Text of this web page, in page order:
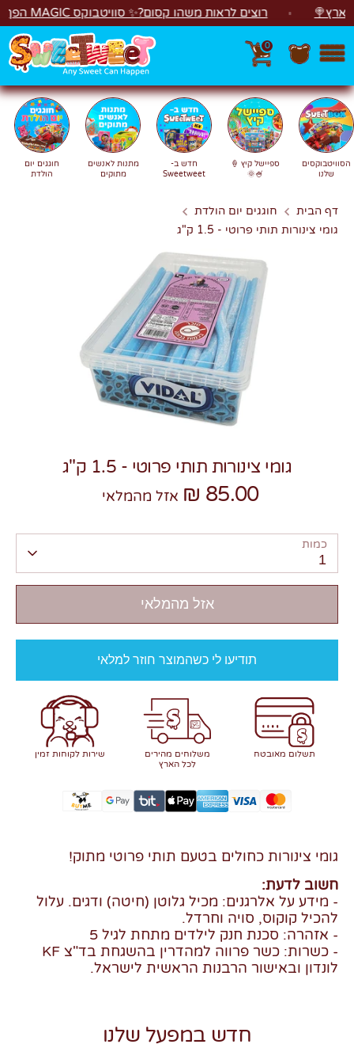
דלג רוצים לראות משהו קסום?✨ סוויטבוקס MAGIC הפך ל"מכונת משחקים"! 🎁🕹️
0
חפשחיפוש
הסוויטבוקסים
שלנו
ספיישל קיץ 🍦
🍧🌞
חדש ב-
Sweetweet
מתנות לאנשים
מתוקים
חוגגים יום
הולדת
דף הבית
חוגגים יום הולדת
גומי צינורות תותי פרוטי - 1.5 ק"ג
גומי צינורות תותי פרוטי - 1.5 ק"ג
85.00 ₪ אזל מהמלאי
כמות
1
אזל מהמלאי
תודיעו לי כשהמוצר חוזר למלאי
תשלום מאובטח
משלוחים מהירים
לכל הארץ
שירות לקוחות זמין
גומי צינורות כחולים בטעם תותי פרוטי מתוק!
חשוב לדעת:
- מידע על אלרגנים: מכיל גלוטן (חיטה) ודגים. עלול
להכיל קוקוס, סויה וחרדל.
- אזהרה: סכנת חנק לילדים מתחת לגיל 5
- כשרות: כשר פרווה למהדרין בהשגחת בד"צ KF
לונדון ובאישור הרבנות הראשית לישראל.
חדש במפעל שלנו